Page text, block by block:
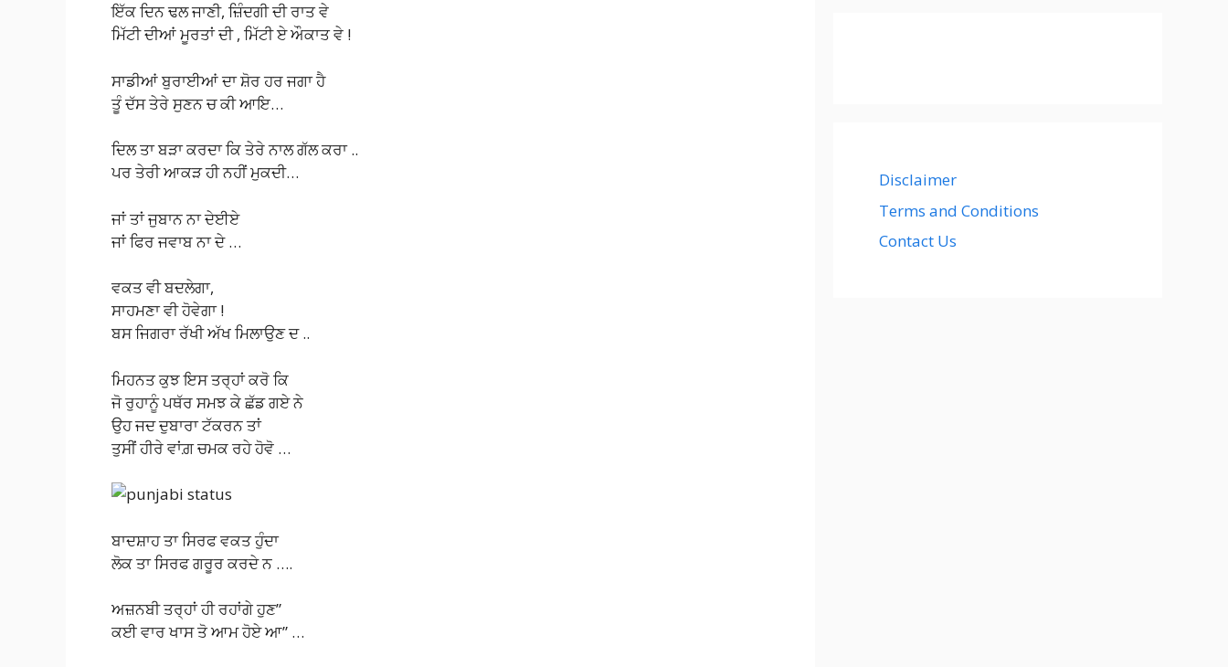
ਇੱਕ ਦਿਨ ਢਲ ਜਾਣੀ, ਜ਼ਿੰਦਗੀ ਦੀ ਰਾਤ ਵੇ
ਮਿੱਟੀ ਦੀਆਂ ਮੂਰਤਾਂ ਦੀ , ਮਿੱਟੀ ਏ ਔਕਾਤ ਵੇ !
ਸਾਡੀਆਂ ਬੁਰਾਈਆਂ ਦਾ ਸ਼ੋਰ ਹਰ ਜਗਾ ਹੈ
ਤੂੰ ਦੱਸ ਤੇਰੇ ਸੁਣਨ ਚ ਕੀ ਆਇ…
ਦਿਲ ਤਾ ਬੜਾ ਕਰਦਾ ਕਿ ਤੇਰੇ ਨਾਲ ਗੱਲ ਕਰਾ ..
ਪਰ ਤੇਰੀ ਆਕੜ ਹੀ ਨਹੀਂ ਮੁਕਦੀ…
ਜਾਂ ਤਾਂ ਜੁਬਾਨ ਨਾ ਦੇਈਏ
ਜਾਂ ਫਿਰ ਜਵਾਬ ਨਾ ਦੇ …
ਵਕਤ ਵੀ ਬਦਲੇਗਾ,
ਸਾਹਮਣਾ ਵੀ ਹੋਵੇਗਾ !
ਬਸ ਜਿਗਰਾ ਰੱਖੀ ਅੱਖ ਮਿਲਾਉਣ ਦ ..
ਮਿਹਨਤ ਕੁਝ ਇਸ ਤਰ੍ਹਾਂ ਕਰੋ ਕਿ
ਜੋ ਰੁਹਾਨੂੰ ਪਥੱਰ ਸਮਝ ਕੇ ਛੱਡ ਗਏ ਨੇ
ਉਹ ਜਦ ਦੁਬਾਰਾ ਟੱਕਰਨ ਤਾਂ
ਤੁਸੀਂ ਹੀਰੇ ਵਾਂਗ਼ ਚਮਕ ਰਹੇ ਹੋਵੋ …
ਬਾਦਸ਼ਾਹ ਤਾ ਸਿਰਫ ਵਕਤ ਹੁੰਦਾ
ਲੋਕ ਤਾ ਸਿਰਫ ਗਰੂਰ ਕਰਦੇ ਨ ….
ਅਜ਼ਨਬੀ ਤਰ੍ਹਾਂ ਹੀ ਰਹਾਂਗੇ ਹੁਣ”
ਕਈ ਵਾਰ ਖਾਸ ਤੋ ਆਮ ਹੋਏ ਆ” …
Disclaimer
Terms and Conditions
Contact Us